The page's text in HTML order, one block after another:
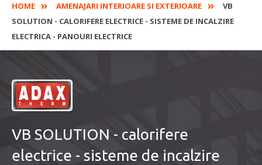
HOME AMENAJARI INTERIOARE SI EXTERIOARE
VB
SOLUTION - CALORIFERE ELECTRICE - SISTEME DE INCALZIRE
ELECTRICA - PANOURI ELECTRICE
VB SOLUTION - calorifere
electrice - sisteme de incalzire